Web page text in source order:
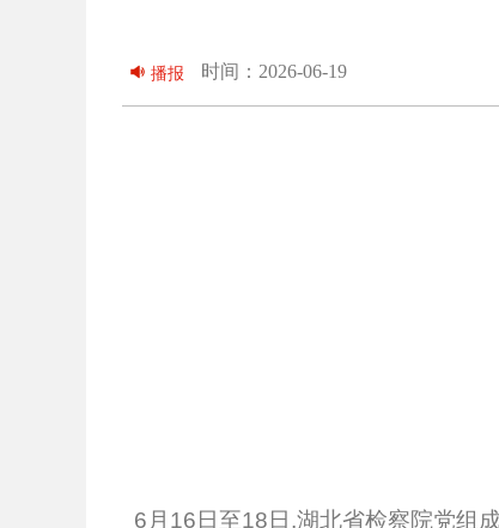
播报 时间：2026-06-19
6月16日至18日,湖北省检察院党组